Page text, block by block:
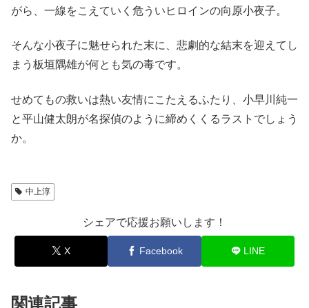
がら、一線をこえていく危ういヒロインの向原小夜子。
そんな小夜子に魅せられた末に、悲劇的な結末を迎えてし
まう板垣隅雄が何とも気の毒です。
せめてもの救いは熱い友情にこたえるふたり、小早川純一
と平山健太朗が名探偵のように締めくくるラストでしょう
か。
中上淳
シェアで応援お願いします！
X Facebook LINE
関連記事